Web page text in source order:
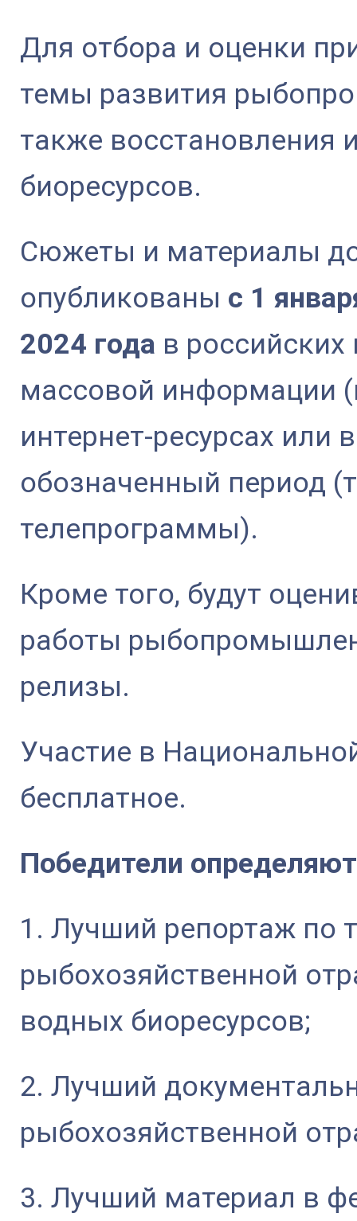
Для отбора и оценки
темы развития
также восстановления
биоресурсов.
Сюжеты и материалы
опубликованы с 1
2024 года в
массовой информации
интернет-ресурсах или
обозначенный период
телепрограммы).
Кроме того, будут
работы
релизы.
Участие в
бесплатное.
Победители
1. Лучший репортаж по
рыбохозяйственной
водных биоресурсов;
2. Лучший
рыбохозяйственной
3. Лучший материал в